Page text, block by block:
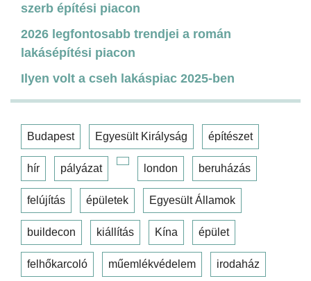
szerb építési piacon
2026 legfontosabb trendjei a román
lakásépítési piacon
Ilyen volt a cseh lakáspiac 2025-ben
Budapest Egyesült Királyság építészet
hír pályázat london beruházás
felújítás épületek Egyesült Államok
buildecon kiállítás Kína épület
felhőkarcoló műemlékvédelem irodaház